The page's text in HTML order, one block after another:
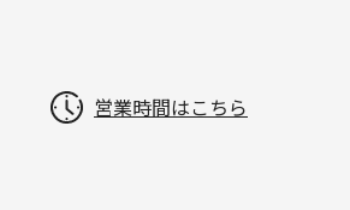
営業時間はこちら